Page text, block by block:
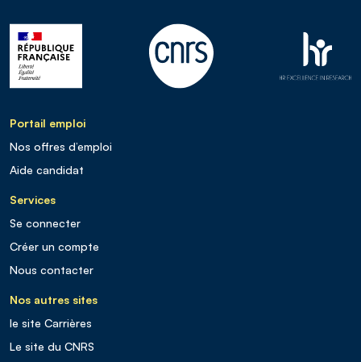
Portail emploi
Nos offres d’emploi
Aide candidat
Services
Se connecter
Créer un compte
Nous contacter
Nos autres sites
le site Carrières
Le site du CNRS